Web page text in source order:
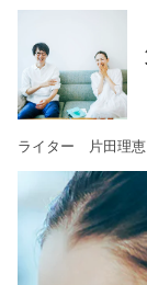
ライター 片田理恵